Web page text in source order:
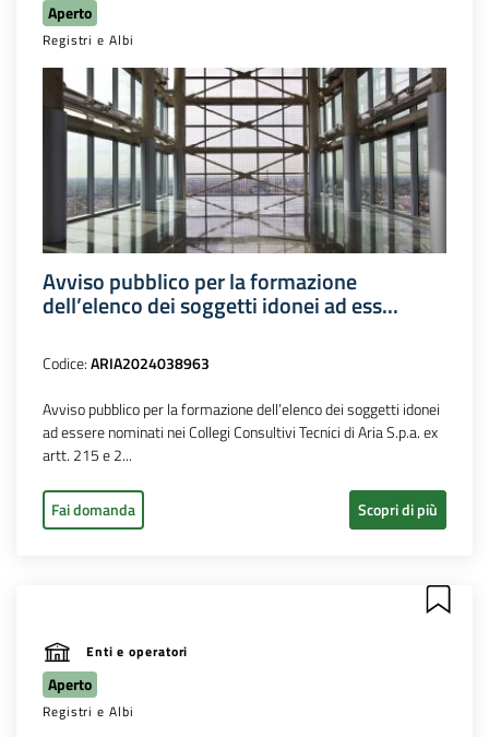
Aperto
Registri e Albi
Avviso pubblico per la formazione
dell’elenco dei soggetti idonei ad ess...
Codice:ARIA2024038963
Avviso pubblico per la formazione dell’elenco dei soggetti idonei
ad essere nominati nei Collegi Consultivi Tecnici di Aria S.p.a. ex
artt. 215 e 2...
Fai domanda Scopri di più
Enti e operatori
Aperto
Registri e Albi